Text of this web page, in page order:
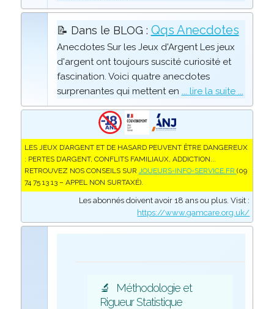
📝 Dans le BLOG : Qqs Anecdotes
Anecdotes Sur les Jeux d'Argent Les jeux
d'argent ont toujours suscité curiosité et
fascination. Voici quatre anecdotes
surprenantes qui mettent en ... lire la suite ...
LES JEUX D’ARGENT ET DE HASARD PEUVENT ÊTRE DANGEREUX
: PERTES D’ARGENT, CONFLITS FAMILIAUX, ADDICTION...
RETROUVEZ NOS CONSEILS SUR JOUEURS-INFO-SERVICE.FR (09
74 75 13 13 – APPEL NON SURTAXÉ).
Les abonnés doivent avoir 18 ans ou plus. Visit :
https://www.gamcare.org.uk/
🔬
Méthodologie et
Rigueur Statistique